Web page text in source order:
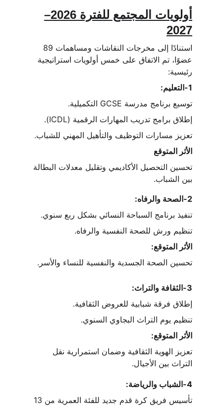
أولويات المجتمع للفترة 2026–
2027
عضوًا، تم الاتفاق على خمس أولويات استراتيجية
رئيسية:
1-التعليم:
توسيع برنامج مدرسة GCSE التكميلية.
إطلاق برامج تدريب المهارات الرقمية (ICDL).
تعزيز مسارات التوظيف والتأهيل المهني للشباب.
الأثر المتوقع
تحسين التحصيل الأكاديمي وتقليل معدلات البطالة
بين الشباب.
2-الصحة والرفاه:
تنفيذ برنامج السباحة النسائي بشكل ربع سنوي.
تنظيم ورش للصحة النفسية والرفاه.
الأثر المتوقع:
تحسين الصحة الجسدية والنفسية للنساء والأسر.
3-الثقافة والتراث:
إطلاق فرقة شبابية للعروض الثقافية.
تنظيم يوم التراث البجاوي السنوي.
الأثر المتوقع:
تعزيز الهوية الثقافية وضمان استمرارية نقل
التراث بين الأجيال.
4-الشباب والرياضة: